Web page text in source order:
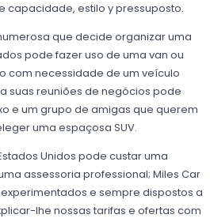
capacidade, estilo y pressuposto.
que decide organizar uma
pode fazer uso de uma van ou
com necessidade de um veículo
suas reuniões de negócios pode
e um grupo de amigas que querem
uma espaçosa SUV.
Unidos pode custar uma
assessoria professional; Miles Car
e sempre dispostos a
lhe nossas tarifas e ofertas com